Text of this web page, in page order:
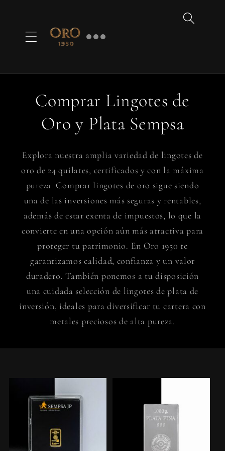
al contenido
Comprar Lingotes de
Oro y Plata Sempsa
Explora nuestra amplia variedad de lingotes de
oro de 24 quilates, certificados y con la máxima
pureza. Comprar lingotes de oro sigue siendo
una de las inversiones más seguras y rentables,
además de estar exenta de impuestos, lo que la
convierte en una opción aún más atractiva para
proteger tu patrimonio. En Oro 1950 te
garantizamos calidad, confianza y un valor
duradero. También ponemos a tu disposición
una cuidada selección de lingotes de plata de
inversión, ideales para diversificar tu cartera con
metales preciosos de alta pureza.